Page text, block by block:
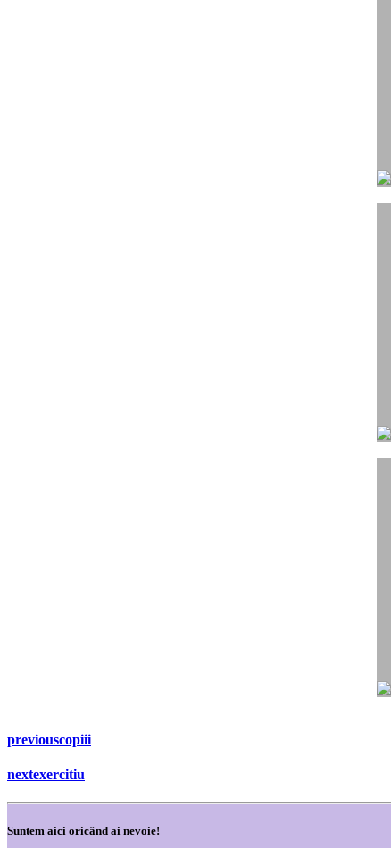
previouscopiii
nextexercitiu
Suntem aici oricând ai nevoie!